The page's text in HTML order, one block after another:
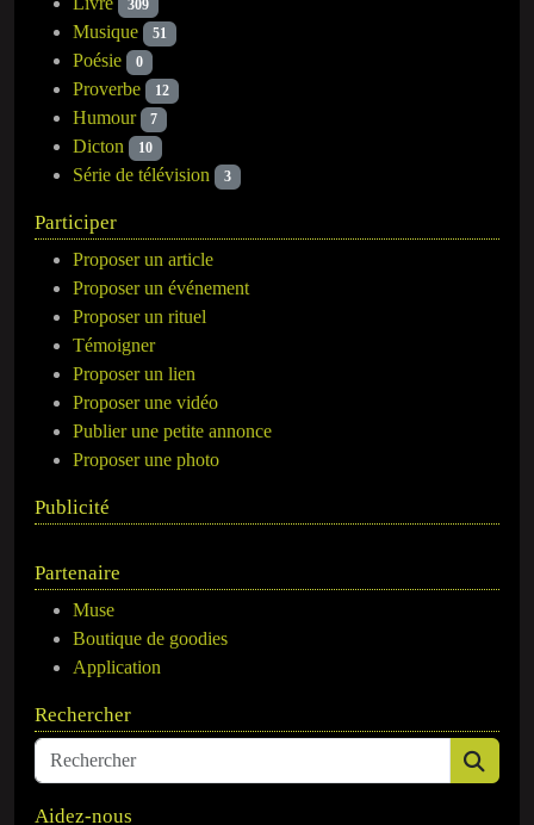
309
Musique 51
Poésie 0
Proverbe 12
Humour 7
Dicton 10
Série de télévision 3
Participer
Proposer un article
Proposer un événement
Proposer un rituel
Témoigner
Proposer un lien
Proposer une vidéo
Publier une petite annonce
Proposer une photo
Publicité
Partenaire
Muse
Boutique de goodies
Application
Rechercher
Aidez-nous